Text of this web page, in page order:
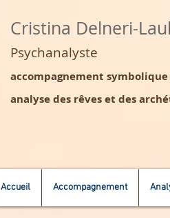
Cristina Delneri-
Psychanalyste
accompagnement
analyse des rêves et des
Accueil Accompagnement